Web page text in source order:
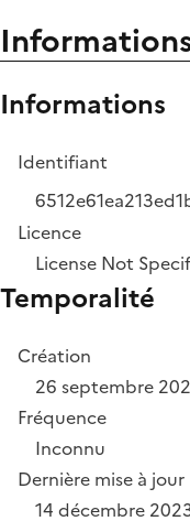
Informations
Identifiant
Licence
License Not
Temporalité
Création
26 septembre
Fréquence
Inconnu
Dernière mise à jour
14 décembre